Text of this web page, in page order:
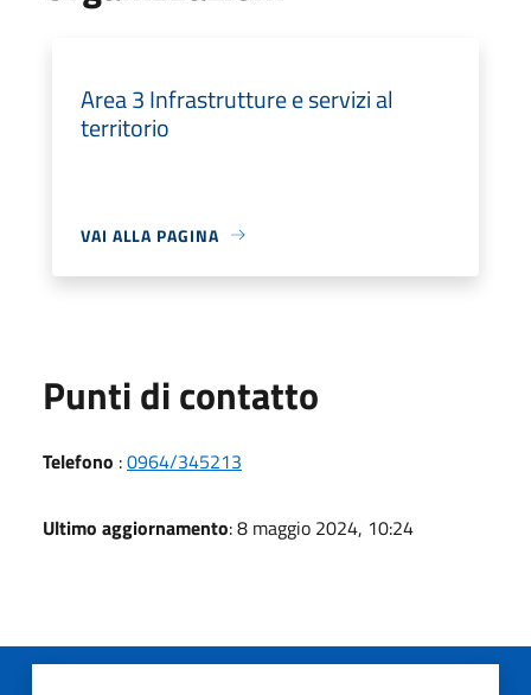
Area 3 Infrastrutture e servizi al
territorio
VAI ALLA PAGINA
Punti di contatto
Telefono :0964/345213
Ultimo aggiornamento: 8 maggio 2024, 10:24